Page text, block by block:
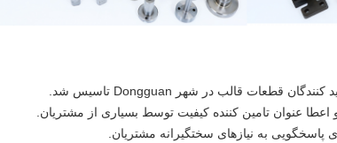
پاسخگویی به نیازهای سختگیرانه مشتریان.